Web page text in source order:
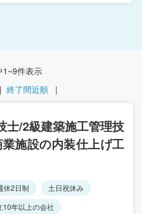
1~9件表示
| 終了間近順 |
士/2級建築施工管理技
施設の内装仕上げ工
休2日制
土日祝休み
10年以上の会社